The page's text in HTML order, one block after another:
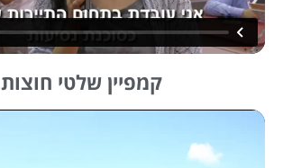
קמפיין שלטי חוצות